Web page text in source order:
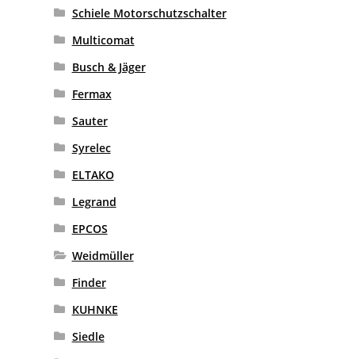
Schiele Motorschutzschalter
Multicomat
Busch & Jäger
Fermax
Sauter
Syrelec
ELTAKO
Legrand
EPCOS
Weidmüller
Finder
KUHNKE
Siedle